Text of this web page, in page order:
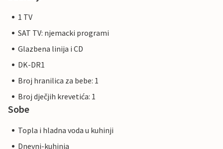
1 TV
SAT TV: njemacki programi
Glazbena linija i CD
DK-DR1
Broj hranilica za bebe: 1
Broj dječjih krevetića: 1
Sobe
Topla i hladna voda u kuhinji
Dnevni-kuhinja